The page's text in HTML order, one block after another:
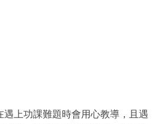
遇上功課難題時會用心教導，且遇